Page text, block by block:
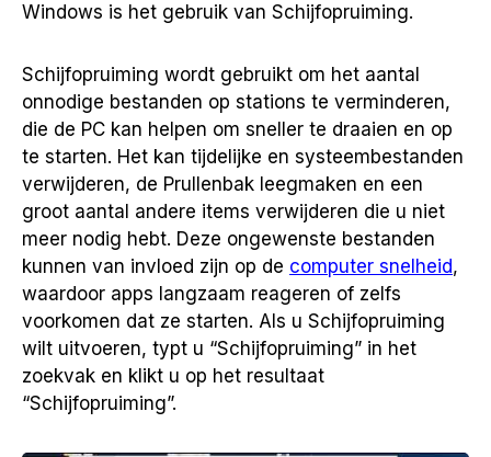
Windows is het gebruik van Schijfopruiming.
Schijfopruiming wordt gebruikt om het aantal
onnodige bestanden op stations te verminderen,
die de PC kan helpen om sneller te draaien en op
te starten. Het kan tijdelijke en systeembestanden
verwijderen, de Prullenbak leegmaken en een
groot aantal andere items verwijderen die u niet
meer nodig hebt. Deze ongewenste bestanden
kunnen van invloed zijn op de computer snelheid,
waardoor apps langzaam reageren of zelfs
voorkomen dat ze starten. Als u Schijfopruiming
wilt uitvoeren, typt u “Schijfopruiming” in het
zoekvak en klikt u op het resultaat
“Schijfopruiming”.